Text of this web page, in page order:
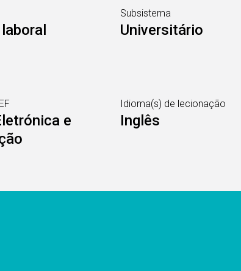
Subsistema
Universitário
e
Idioma(s) de lecionação
Inglês